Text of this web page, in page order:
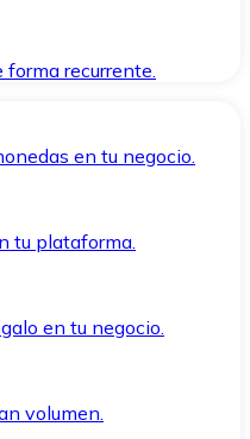
recurrente.
en tu negocio.
tu plataforma.
en tu negocio.
volumen.